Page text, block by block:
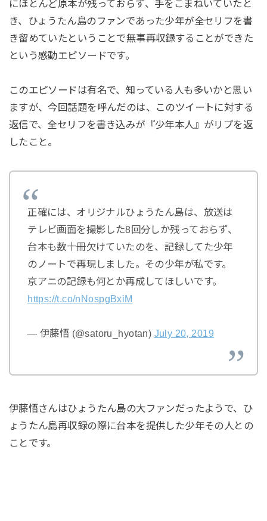
にほとんど原本が残っておらず、手をこまねいていたと
き、ひょうたん島のファンであった少年が全セリフを書
き留めていたということで無事再収録することができた
という感動エピソードです。
このエピソードは有名で、知っている人も多いかと思い
ますが、今回話題を呼んだのは、このツイートに対する
返信で、全セリフを書き込みが『少年本人』がリプを返
したこと。
正確には、オリジナルひょうたん島は、放送は
テレビ画面を撮影した8回分しか残っておらず、
台本も数十冊欠けていたのを、記録してた少年
のノートで再現しました。その少年が私です。
京アニの記録も何とか再成してほしいです。
https://t.co/nNospgBxiM
— 伊藤悟 (@satoru_hyotan) July 20, 2019
伊藤悟さんはひょうたん島の大ファンだったようで、ひ
ょうたん島再収録の際に台本を提供した少年その人との
ことです。